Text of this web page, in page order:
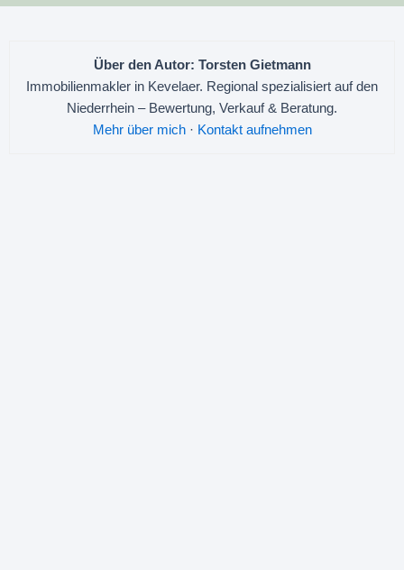
Über den Autor: Torsten Gietmann
Immobilienmakler in Kevelaer. Regional spezialisiert auf den
Niederrhein – Bewertung, Verkauf & Beratung.
Mehr über mich· Kontakt aufnehmen